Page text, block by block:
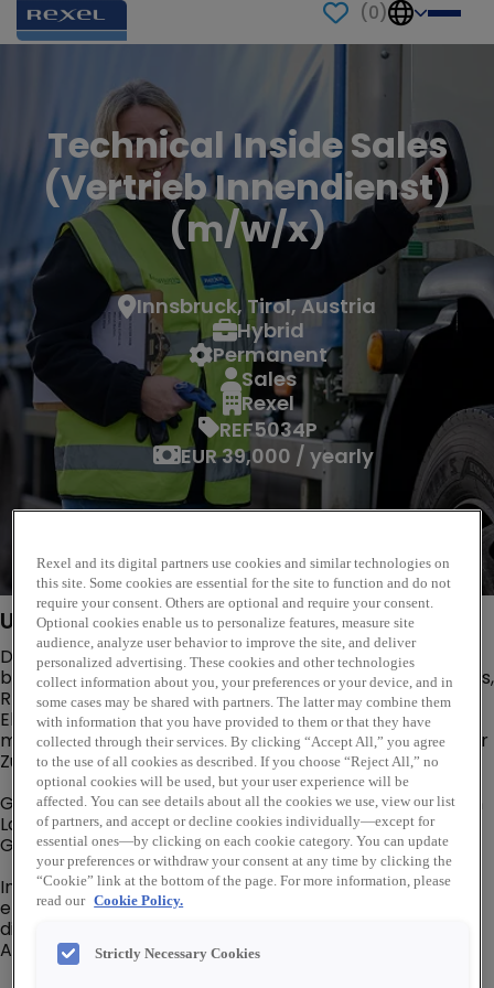
(0)
Technical Inside Sales
(Vertrieb Innendienst)
(m/w/x)
Innsbruck, Tirol, Austria
Hybrid
Permanent
Sales
Rexel
REF5034P
EUR 39,000 / yearly
Unternehmensbeschreibung
Die Energiewende sowie die Digitalisierung schaffen
beinahe täglich neue Tätigkeitsbereiche. So auch bei uns,
REXEL Austria – Großhändler von
Elektroinstallationsmaterial und Elektrogeräten. Das
macht uns als Arbeitgeber spannend für alle, die in einer
Zukunftsbranche aktiv mitarbeiten möchten.
Gestalter:innen der Zukunft haben bei uns übrigens kein
Label – daher richten wir uns gleichermaßen an alle
Geschlechter.
In aller Kürze: Du hast Power, wir den Job – gemeinsam
ebnen wir den Weg für eine nachhaltige, vernetzte und
digitale Zukunft. Entdecke jetzt deine Karriere bei REXEL
Austria!
Rexel and its digital partners use cookies and similar technologies on
this site. Some cookies are essential for the site to function and do not
require your consent. Others are optional and require your consent.
Optional cookies enable us to personalize features, measure site
audience, analyze user behavior to improve the site, and deliver
personalized advertising. These cookies and other technologies
collect information about you, your preferences or your device, and in
some cases may be shared with partners. The latter may combine them
with information that you have provided to them or that they have
collected through their services. By clicking “Accept All,” you agree
to the use of all cookies as described. If you choose “Reject All,” no
optional cookies will be used, but your user experience will be
affected. You can see details about all the cookies we use, view our list
of partners, and accept or decline cookies individually—except for
essential ones—by clicking on each cookie category. You can update
your preferences or withdraw your consent at any time by clicking the
“Cookie” link at the bottom of the page. For more information, please
read our Cookie Policy.
Strictly Necessary Cookies